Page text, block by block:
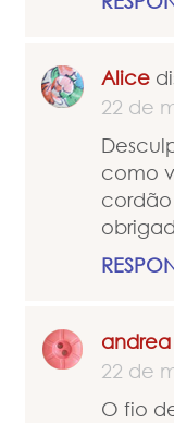
Alice
22 de
como
cordão
andrea
22 de
O fio